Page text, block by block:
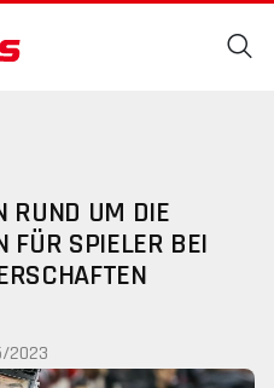
RUND UM DIE
FÜR SPIELER BEI
2023